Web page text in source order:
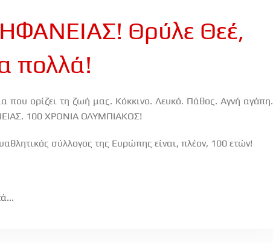
Θρύλε Θεέ,
πολλά!
ορίζει τη ζωή μας. Κόκκινο. Λευκό. Πάθος. Αγνή αγάπη.
100 ΧΡΟΝΙΑ ΟΛΥΜΠΙΑΚΟΣ!
σύλλογος της Ευρώπης είναι, πλέον, 100 ετών!